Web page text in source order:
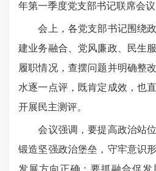
年第一季度党支部书记联席会议
会上，各党支部书记围绕政
建业务融合、党风廉政、民生
履职情况，查摆问题并明确整
水逐一点评，既肯定成效，也
开展民主测评。
会议强调，要提高政治站位
锻造坚强政治堡垒，守牢意识
发展方向正确；要抓融合促